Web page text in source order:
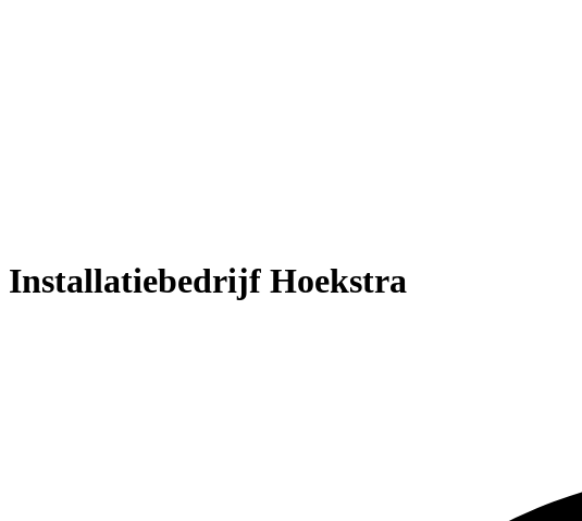
Installatiebedrijf Hoekstra